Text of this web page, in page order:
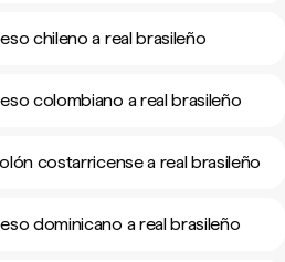
chileno a real brasileño
colombiano a real brasileño
costarricense a real brasileño
dominicano a real brasileño